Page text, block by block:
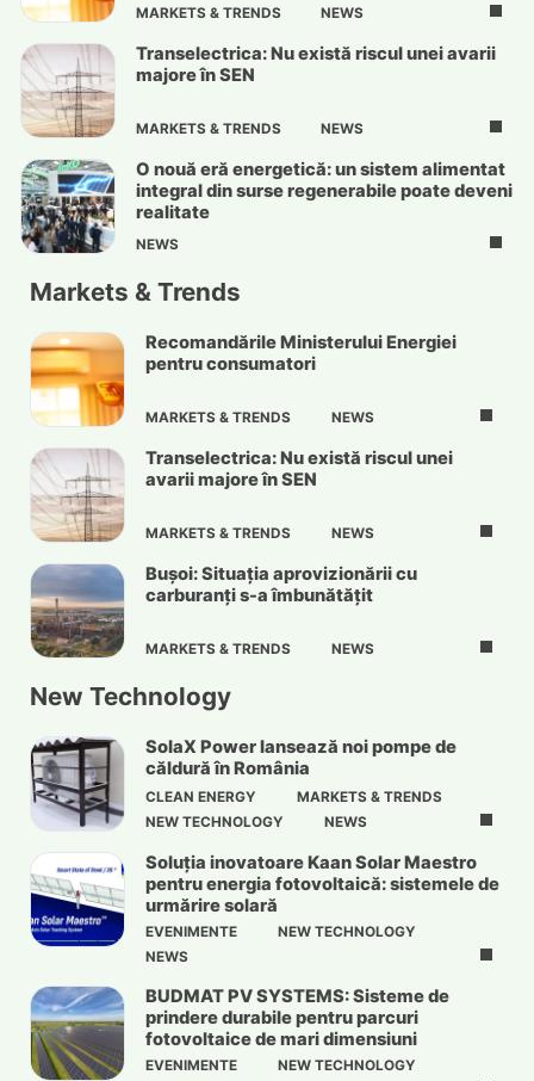
MARKETS & TRENDS NEWS
Transelectrica: Nu există riscul unei avarii
majore în SEN
MARKETS & TRENDS NEWS
O nouă eră energetică: un sistem alimentat
integral din surse regenerabile poate deveni
realitate
NEWS
Markets & Trends
Recomandările Ministerului Energiei
pentru consumatori
MARKETS & TRENDS NEWS
Transelectrica: Nu există riscul unei
avarii majore în SEN
MARKETS & TRENDS NEWS
Bușoi: Situația aprovizionării cu
carburanți s-a îmbunătățit
MARKETS & TRENDS NEWS
New Technology
SolaX Power lansează noi pompe de
căldură în România
CLEAN ENERGY
MARKETS & TRENDS
NEW TECHNOLOGY
NEWS
Soluția inovatoare Kaan Solar Maestro
pentru energia fotovoltaică: sistemele de
urmărire solară
EVENIMENTE
NEW TECHNOLOGY
NEWS
BUDMAT PV SYSTEMS: Sisteme de
prindere durabile pentru parcuri
fotovoltaice de mari dimensiuni
EVENIMENTE
NEW TECHNOLOGY